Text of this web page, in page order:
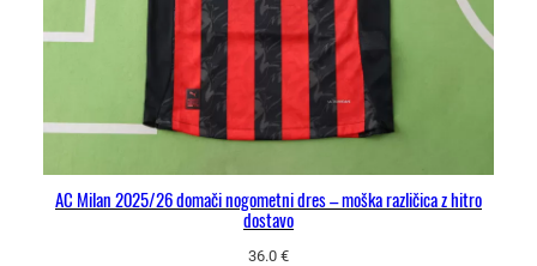
AC Milan 2025/26 domači nogometni dres – moška različica z hitro
dostavo
36.0 €